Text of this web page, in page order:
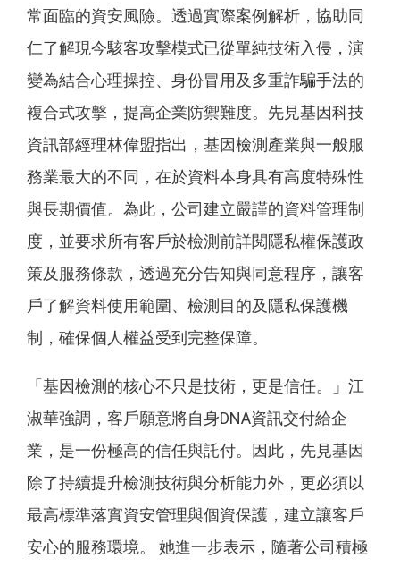
常面臨的資安風險。透過實際案例解析，協助同
仁了解現今駭客攻擊模式已從單純技術入侵，演
變為結合心理操控、身份冒用及多重詐騙手法的
複合式攻擊，提高企業防禦難度。先見基因科技
資訊部經理林偉盟指出，基因檢測產業與一般服
務業最大的不同，在於資料本身具有高度特殊性
與長期價值。為此，公司建立嚴謹的資料管理制
度，並要求所有客戶於檢測前詳閱隱私權保護政
策及服務條款，透過充分告知與同意程序，讓客
戶了解資料使用範圍、檢測目的及隱私保護機
制，確保個人權益受到完整保障。
「基因檢測的核心不只是技術，更是信任。」江
淑華強調，客戶願意將自身DNA資訊交付給企
業，是一份極高的信任與託付。因此，先見基因
除了持續提升檢測技術與分析能力外，更必須以
最高標準落實資安管理與個資保護，建立讓客戶
安心的服務環境。 她進一步表示，隨著公司積極